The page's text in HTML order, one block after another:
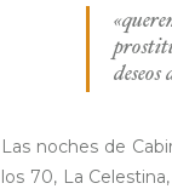
Las noches de
los 70, La